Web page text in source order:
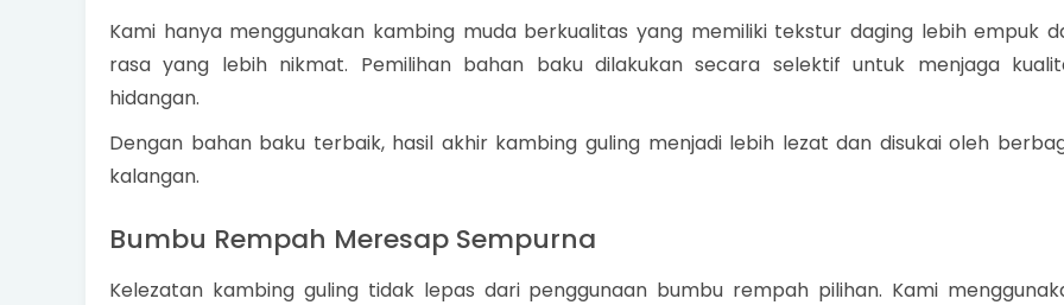
Kami hanya menggunakan kambing muda berkualitas yang memiliki tekstur daging lebih empuk
rasa yang lebih nikmat. Pemilihan bahan baku dilakukan secara selektif untuk menjaga
hidangan.
Dengan bahan baku terbaik, hasil akhir kambing guling menjadi lebih lezat dan disukai oleh
kalangan.
Bumbu Rempah Meresap Sempurna
Kelezatan kambing guling tidak lepas dari penggunaan bumbu rempah pilihan. Kami